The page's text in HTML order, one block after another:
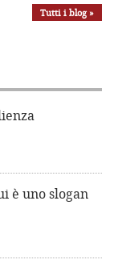
Tutti i blog »
è uno slogan